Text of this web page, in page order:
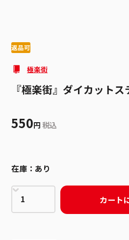
返品可
極楽街
『極楽街』ダイカット
550円 税込
在庫： あり
カート